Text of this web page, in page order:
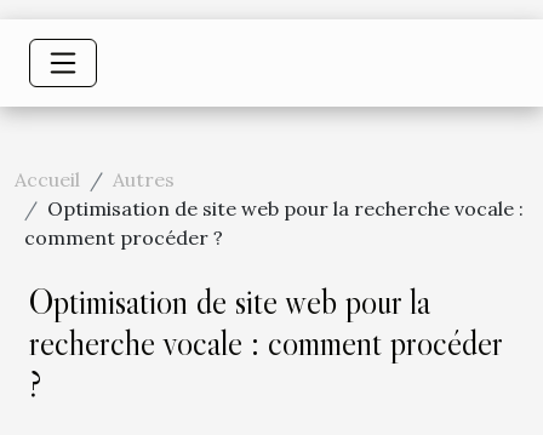
Accueil
Autres
Optimisation de site web pour la recherche vocale :
comment procéder ?
Optimisation de site web pour la
recherche vocale : comment procéder
?